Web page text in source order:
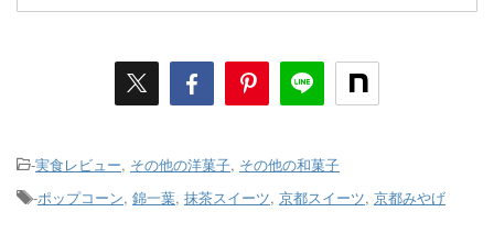
-実食レビュー, その他の洋菓子, その他の和菓子
-ポップコーン, 錦一葉, 抹茶スイーツ, 京都スイーツ, 京都みやげ